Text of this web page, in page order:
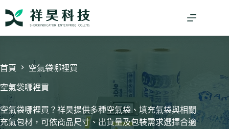
容
首頁 空氣袋哪裡買
空氣袋哪裡買
空氣袋哪裡買？祥昊提供多種空氣袋、填充氣袋與相關
充氣包材，可依商品尺寸、出貨量及包裝需求選擇合適